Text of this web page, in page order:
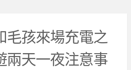
毛孩來場充電之
兩天一夜注意事